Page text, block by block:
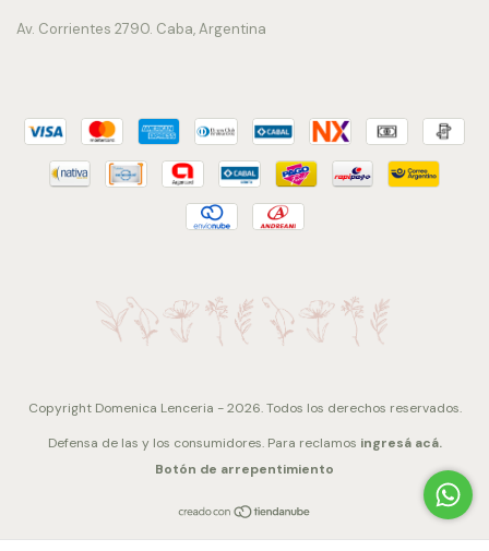
Av. Corrientes 2790. Caba, Argentina
Copyright Domenica Lenceria - 2026. Todos los derechos reservados.
Defensa de las y los consumidores. Para reclamos ingresá acá.
Botón de arrepentimiento